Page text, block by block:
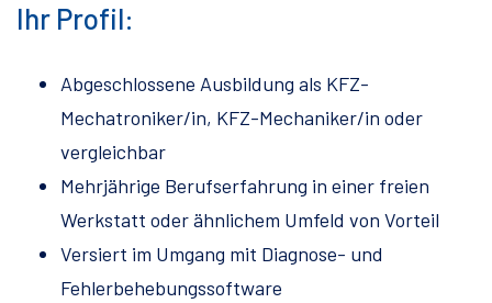
Ihr Profil:
Abgeschlossene Ausbildung als KFZ-
Mechatroniker/in, KFZ-Mechaniker/in oder
vergleichbar
Mehrjährige Berufserfahrung in einer freien
Werkstatt oder ähnlichem Umfeld von Vorteil
Versiert im Umgang mit Diagnose- und
Fehlerbehebungssoftware